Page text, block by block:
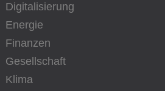
Digitalisierung
Energie
Finanzen
Gesellschaft
Klima